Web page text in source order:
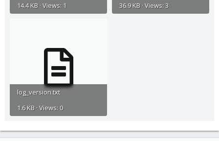
14.4 KB · Views: 1
36.9 KB · Views: 3
log_version.txt
1.6 KB · Views: 0